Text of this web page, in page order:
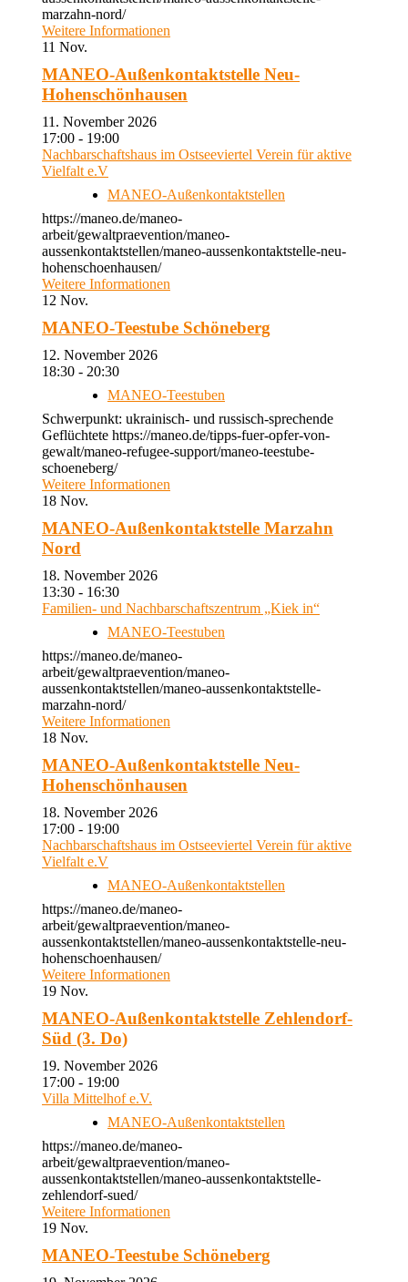
marzahn-nord/
Weitere Informationen
11 Nov.
MANEO-Außenkontaktstelle Neu-
Hohenschönhausen
11. November 2026
17:00 - 19:00
Nachbarschaftshaus im Ostseeviertel Verein für aktive
Vielfalt e.V
MANEO-Außenkontaktstellen
https://maneo.de/maneo-
arbeit/gewaltpraevention/maneo-
aussenkontaktstellen/maneo-aussenkontaktstelle-neu-
hohenschoenhausen/
Weitere Informationen
12 Nov.
MANEO-Teestube Schöneberg
12. November 2026
18:30 - 20:30
MANEO-Teestuben
Schwerpunkt: ukrainisch- und russisch-sprechende
Geflüchtete https://maneo.de/tipps-fuer-opfer-von-
gewalt/maneo-refugee-support/maneo-teestube-
schoeneberg/
Weitere Informationen
18 Nov.
MANEO-Außenkontaktstelle Marzahn
Nord
18. November 2026
13:30 - 16:30
Familien- und Nachbarschaftszentrum „Kiek in“
MANEO-Teestuben
https://maneo.de/maneo-
arbeit/gewaltpraevention/maneo-
aussenkontaktstellen/maneo-aussenkontaktstelle-
marzahn-nord/
Weitere Informationen
18 Nov.
MANEO-Außenkontaktstelle Neu-
Hohenschönhausen
18. November 2026
17:00 - 19:00
Nachbarschaftshaus im Ostseeviertel Verein für aktive
Vielfalt e.V
MANEO-Außenkontaktstellen
https://maneo.de/maneo-
arbeit/gewaltpraevention/maneo-
aussenkontaktstellen/maneo-aussenkontaktstelle-neu-
hohenschoenhausen/
Weitere Informationen
19 Nov.
MANEO-Außenkontaktstelle Zehlendorf-
Süd (3. Do)
19. November 2026
17:00 - 19:00
Villa Mittelhof e.V.
MANEO-Außenkontaktstellen
https://maneo.de/maneo-
arbeit/gewaltpraevention/maneo-
aussenkontaktstellen/maneo-aussenkontaktstelle-
zehlendorf-sued/
Weitere Informationen
19 Nov.
MANEO-Teestube Schöneberg